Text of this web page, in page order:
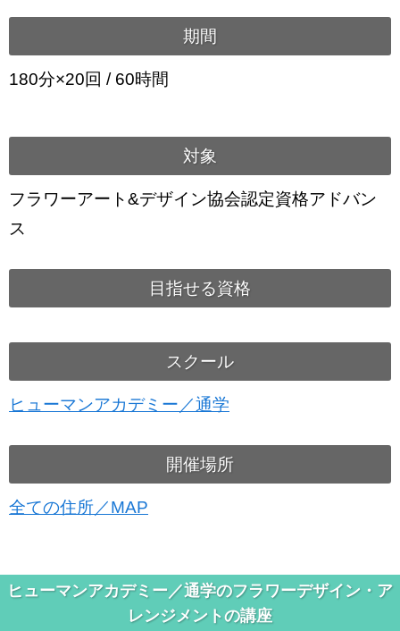
期間
180分×20回 / 60時間
対象
フラワーアート&デザイン協会認定資格アドバン
ス
目指せる資格
スクール
ヒューマンアカデミー／通学
開催場所
全ての住所／MAP
ヒューマンアカデミー／通学のフラワーデザイン・ア
レンジメントの講座